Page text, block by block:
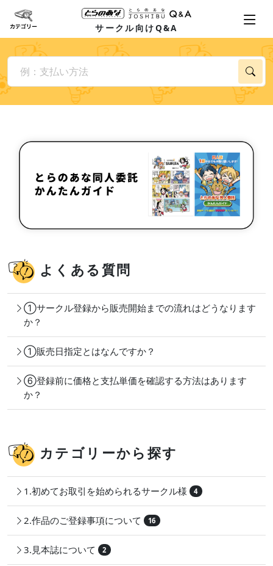
サークル向けQ&A
よくある質問
①サークル登録から販売開始までの流れはどうなります
か？
①販売日指定とはなんですか？
⑥登録前に価格と支払単価を確認する方法はあります
か？
カテゴリーから探す
1.初めてお取引を始められるサークル様 4
2.作品のご登録事項について 16
3.見本誌について 2